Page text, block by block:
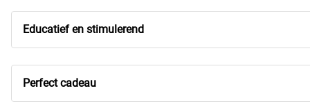
Educatief en stimulerend
Perfect cadeau